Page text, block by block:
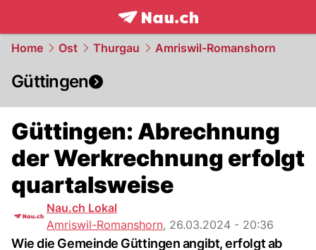
frontpage.NAU.ch
Home Ost Thurgau Amriswil-Romanshorn
Güttingen
Güttingen: Abrechnung
der Werkrechnung erfolgt
quartalsweise
Nau.ch Lokal
Amriswil-Romanshorn, 26.03.2024 - 20:36
Wie die Gemeinde Güttingen angibt, erfolgt ab